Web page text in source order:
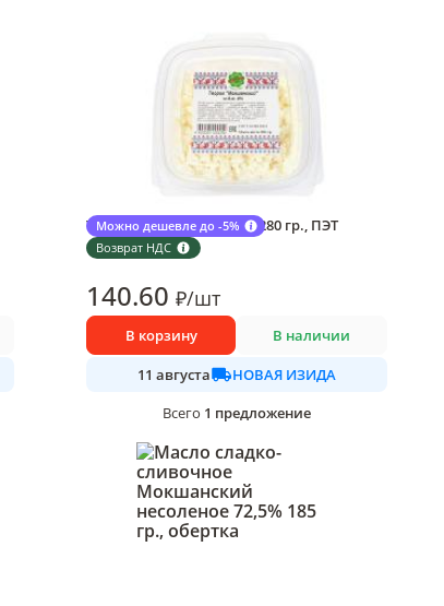
Можно дешевле до -5%
Возврат НДС
Творог Мокшанский 9% 280 гр., ПЭТ
1 шт в упаковке
140.60 ₽/шт
В корзину В наличии
11 августа
НОВАЯ ИЗИДА
Всего 1 предложение